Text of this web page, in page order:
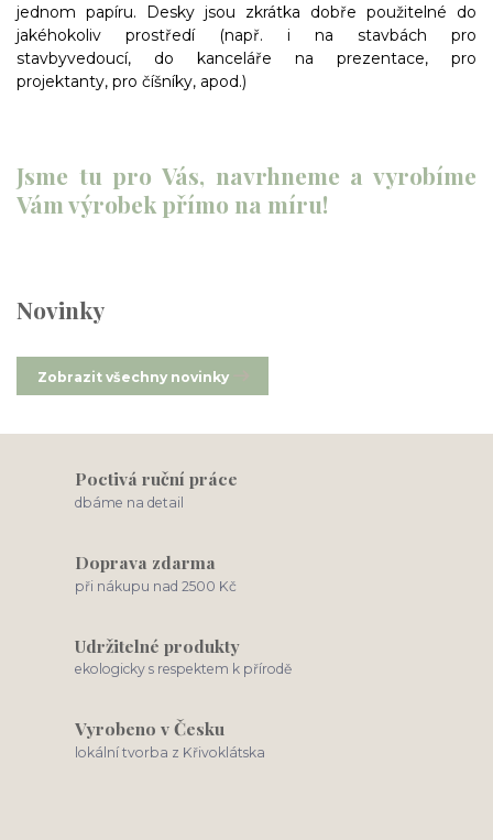
Novinky
Zobrazit všechny novinky
jednom papíru. Desky jsou zkrátka dobře použitelné do
jakéhokoliv prostředí (např. i na stavbách pro
stavbyvedoucí, do kanceláře na prezentace, pro
projektanty, pro číšníky, apod.)
Jsme tu pro Vás, navrhneme a vyrobíme
Vám výrobek přímo na míru!
Poctivá ruční práce
dbáme na detail
Doprava zdarma
při nákupu nad 2500 Kč
Udržitelné produkty
ekologicky s respektem k přírodě
Vyrobeno v Česku
lokální tvorba z Křivoklátska